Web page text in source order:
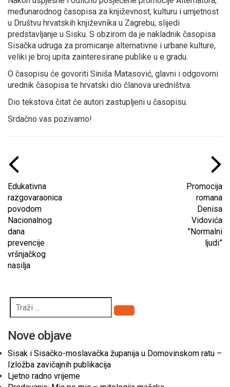
međunarodnog časopisa za književnost, kulturu i umjetnost
u Društvu hrvatskih književnika u Zagrebu, slijedi
predstavljanje u Sisku. S obzirom da je nakladnik časopisa
Sisačka udruga za promicanje alternativne i urbane kulture,
veliki je broj upita zainteresirane publike u e gradu.
O časopisu će govoriti Siniša Matasović, glavni i odgovorni
urednik časopisa te hrvatski dio članova uredništva.
Dio tekstova čitat će autori zastupljeni u časopisu.
Srdačno vas pozivamo!
Edukativna
razgovaraonica
povodom
Nacionalnog
dana
prevencije
vršnjačkog
nasilja
Promocija
romana
Denisa
Vidovića
”Normalni
ljudi”
Pretraži
Nove objave
Sisak i Sisačko-moslavačka županija u Domovinskom ratu –
Izložba zavičajnih publikacija
Ljetno radno vrijeme